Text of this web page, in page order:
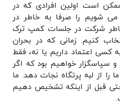
است اولین افرادی که در
می شویم را صرفا به خاطر در
شرکت در جلسات کمپ ترک
کنیم. زمانی که در بحران
اعتماد داریم یا نه، فقط
خواهیم بود که اگر
از لبه پرتگاه نجات دهد. ما
قبل از اینکه تشخیص دهیم